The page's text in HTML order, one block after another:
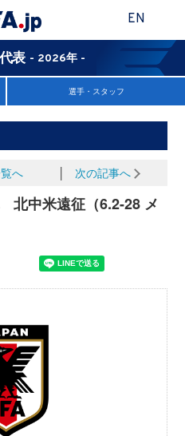
EN
表 - 2026年 -
選手・スタッフ
へ 次の記事へ
北中米遠征（6.2-28 メ